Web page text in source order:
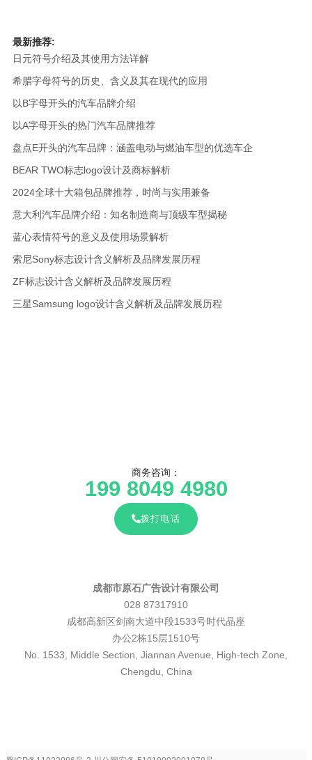
最新推荐:
日元符号介绍及其使用方法详解
希腊字母符号的历史、含义及其在现代的应用
以B字母开头的汽车品牌介绍
以A字母开头的热门汽车品牌推荐
盘点E开头的汽车品牌：涵盖电动与燃油车型的优选车企
BEAR TWO标志logo设计及商标解析
2024全球十大箱包品牌推荐，时尚与实用兼备
意大利汽车品牌介绍：知名制造商与顶级车型揭秘
蓝心表情符号的意义及使用场景解析
索尼Sony标志设计含义解析及品牌发展历程
ZF标志设计含义解析及品牌发展历程
三星Samsung logo设计含义解析及品牌发展历程
商务咨询：
199 8049 4980
拨打电话
成都市原石广告设计有限公司
028 87317910
成都高新区剑南大道中段1533号时代晶座
办公2栋15层1510号
No. 1533, Middle Section, Jiannan Avenue, High-tech Zone,
Chengdu, China